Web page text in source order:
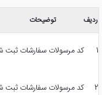
ردیف توضیحات
1 کد مرسولات سفارشات ثبت شده در 10
2 کد مرسولات سفارشات ثبت شده در